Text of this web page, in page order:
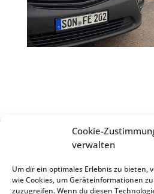
Cookie-
verwalten
Um dir ein optimales Erlebnis zu bieten,
wie Cookies, um Geräteinformationen
zuzugreifen. Wenn du diesen